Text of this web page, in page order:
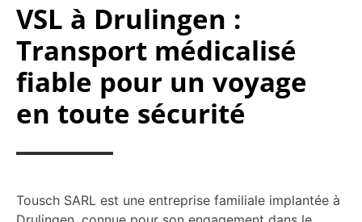
VSL à Drulingen :
Transport médicalisé
fiable pour un voyage
en toute sécurité
Tousch SARL est une entreprise familiale implantée à